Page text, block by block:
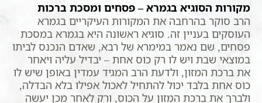
מקורות הסוגיא בגמרא – פסחים ומסכת ברכות
הרב סוקר בהרחבה את המקורות העיקריים בגמרא
העוסקים בעניין זה. סוגיא ראשונה היא בגמרא במסכת
פסחים, שם נאמר במימרא של רבא, שאדם הנכנס לביתו
במוצאי שבת ויש לו רק כוס אחת – יבדיל עליה ויאחר
את ברכת המזון, ולדעת הרב המגיד עמדין באופן שיש לו
כוס אחת בלבד יכול להתחיל לאכול אפילו בלא הבדלה,
ולברך את ברכת המזון על הכוס, ורק לאחר מכן יעשה